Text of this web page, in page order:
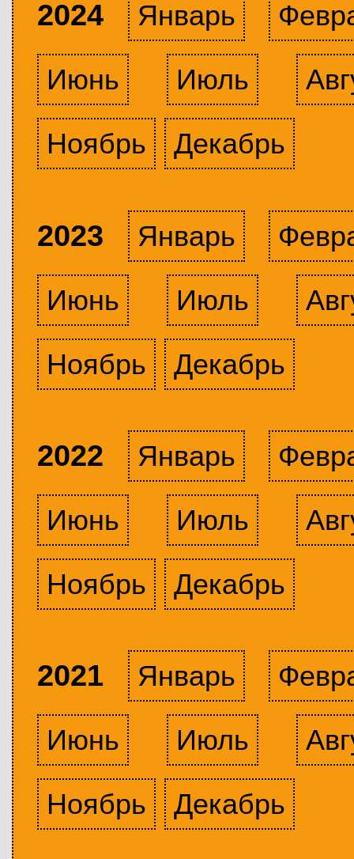
2024 Январь
Июнь
Июль
Ноябрь
Декабрь
2023 Январь
Июнь
Июль
Ноябрь
Декабрь
2022 Январь
Июнь
Июль
Ноябрь
Декабрь
2021 Январь
Июнь
Июль
Ноябрь
Декабрь